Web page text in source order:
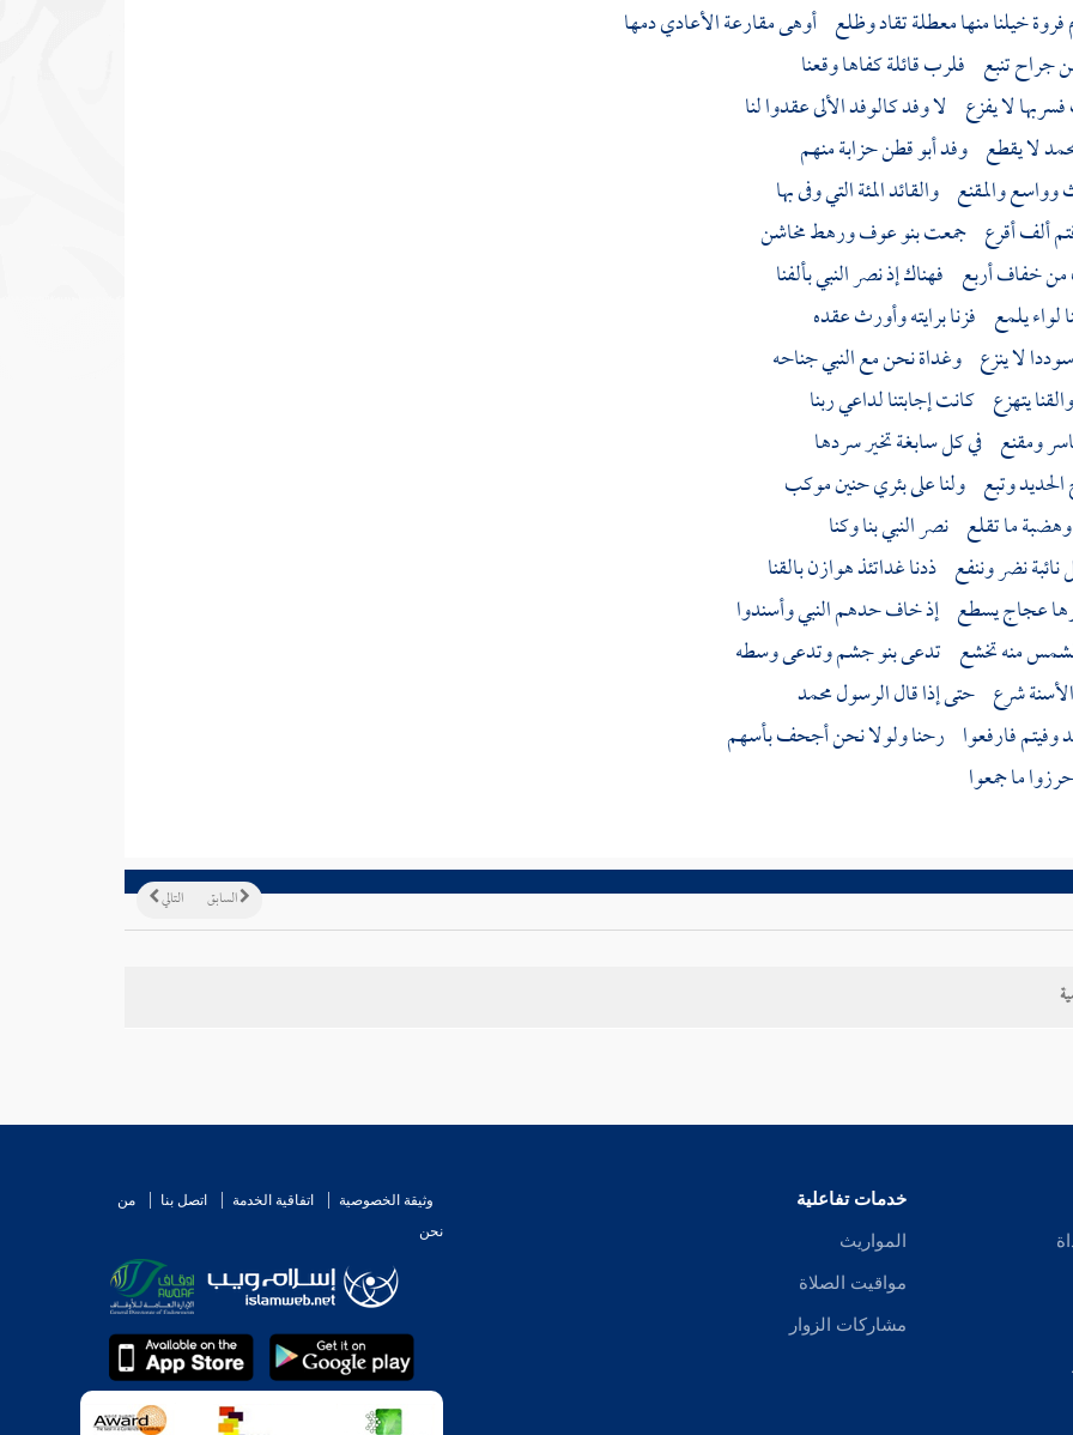
فروةخيلنا منها معطلة تقاد وظلع أوهى مقارعة الأعادي دمها
جراح تنبع فلرب قائلة كفاها وقعنا
لا يفزع لا وفد كالوفد الألى عقدوا لنا
لا يقطع وفد أبو قطن حزابة منهم
وواسعوالمقنع والقائد المئة التي وفى بها
فتم ألف أقرع جمعتبنو عوفورهط مخاشن
خفاف أربع فهناك إذ نصر النبي بألفنا
لواء يلمع فزنا برايته وأورث عقده
لا ينزع وغداة نحن مع النبي جناحه
والقنا يتهزع كانت إجابتنا لداعي ربنا
ومقنع في كل سابغة تخير سردها
وتبع ولنا على بئريحنينموكب
ما تقلع نصر النبي بنا وكنا
نضر وننفع ذدنا غداتئذهوازنبالقنا
عجاج يسطع إذ خاف حدهم النبي وأسندوا
منه تخشع تدعىبنو جشموتدعى وسطه
شرع حتى إذا قال الرسولمحمد
وفيتم فارفعوا رحنا ولولا نحن أجحف بأسهم
ما جمعوا
التالي السابق
خدمات تفاعلية
المواريث
مواقيت الصلاة
مشاركات الزوار
وثيقة الخصوصية اتفاقية الخدمة اتصل بنا
من
نحن